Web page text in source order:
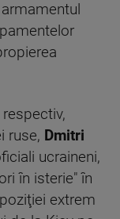
ruse, Dmitri
ucraineni,
în isterie" în
extrem